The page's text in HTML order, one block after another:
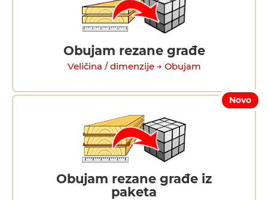
Obujam rezane građe
Veličina / dimenzije → Obujam
Novo
Obujam rezane građe iz
paketa